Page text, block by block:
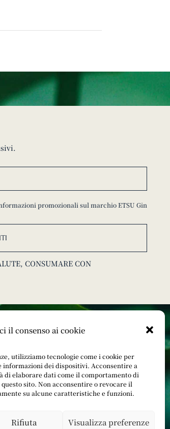
il consenso ai cookie
utilizziamo tecnologie come i cookie per
informazioni dei dispositivi. Acconsentire a
di elaborare dati come il comportamento di
sito. Non acconsentire o revocare il
su alcune caratteristiche e funzioni.
Rifiuta Visualizza preferenze
promozionali sul marchio ETSU Gin
CONSUMARE CON